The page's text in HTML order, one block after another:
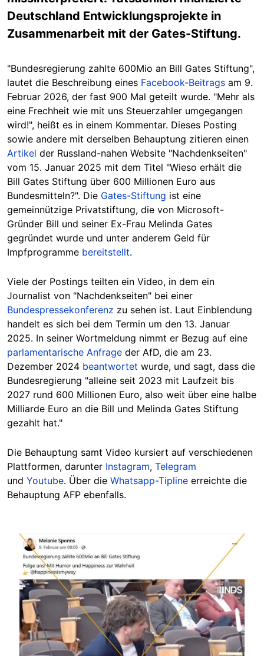
Deutschland Entwicklungsprojekte in
Zusammenarbeit mit der Gates-Stiftung.
"Bundesregierung zahlte 600Mio an Bill Gates Stiftung",
lautet die Beschreibung eines Facebook-Beitrags am 9.
Februar 2026, der fast 900 Mal geteilt wurde. "Mehr als
eine Frechheit wie mit uns Steuerzahler umgegangen
wird!", heißt es in einem Kommentar. Dieses Posting
sowie andere mit derselben Behauptung zitieren einen
Artikel der Russland-nahen Website "Nachdenkseiten"
vom 15. Januar 2025 mit dem Titel "Wieso erhält die
Bill Gates Stiftung über 600 Millionen Euro aus
Bundesmitteln?". Die Gates-Stiftung ist eine
gemeinnützige Privatstiftung, die von Microsoft-
Gründer Bill und seiner Ex-Frau Melinda Gates
gegründet wurde und unter anderem Geld für
Impfprogramme bereitstellt.
Viele der Postings teilten ein Video, in dem ein
Journalist von "Nachdenkseiten" bei einer
Bundespressekonferenz zu sehen ist. Laut Einblendung
handelt es sich bei dem Termin um den 13. Januar
2025. In seiner Wortmeldung nimmt er Bezug auf eine
parlamentarische Anfrage der AfD, die am 23.
Dezember 2024 beantwortet wurde, und sagt, dass die
Bundesregierung "alleine seit 2023 mit Laufzeit bis
2027 rund 600 Millionen Euro, also weit über eine halbe
Milliarde Euro an die Bill und Melinda Gates Stiftung
gezahlt hat."
Die Behauptung samt Video kursiert auf verschiedenen
Plattformen, darunter Instagram, Telegram
und Youtube. Über die Whatsapp-Tipline erreichte die
Behauptung AFP ebenfalls.
Image